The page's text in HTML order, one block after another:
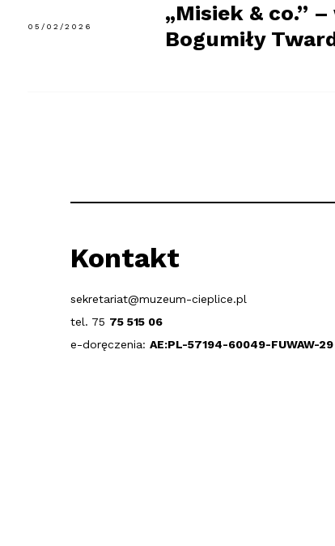
05/02/2026
„Misiek & co.”
Bogumiły
Kontakt
sekretariat@muzeum-cieplice.pl
tel. 75 75 515 06
e-doręczenia: AE:PL-57194-60049-FUWAW-29